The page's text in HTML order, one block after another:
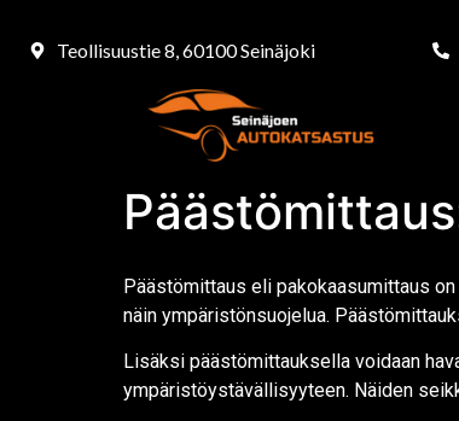
Teollisuustie 8, 60100 Seinäjoki
Päästömittaus eli pakokaasumittaus
näin ympäristönsuojelua.
Lisäksi päästömittauksella voidaan
ympäristöystävällisyyteen. Näiden